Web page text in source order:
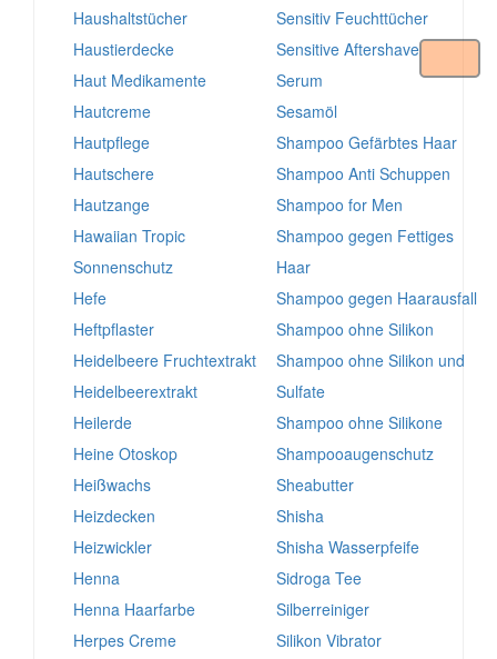
Haushaltstücher
Haustierdecke
Haut Medikamente
Hautcreme
Hautpflege
Hautschere
Hautzange
Hawaiian Tropic
Sonnenschutz
Hefe
Heftpflaster
Heidelbeere Fruchtextrakt
Heidelbeerextrakt
Heilerde
Heine Otoskop
Heißwachs
Heizdecken
Heizwickler
Henna
Henna Haarfarbe
Herpes Creme
Sensitiv Feuchttücher
Sensitive Aftershave
Serum
Sesamöl
Shampoo Gefärbtes Haar
Shampoo Anti Schuppen
Shampoo for Men
Shampoo gegen Fettiges
Haar
Shampoo gegen Haarausfall
Shampoo ohne Silikon
Shampoo ohne Silikon und
Sulfate
Shampoo ohne Silikone
Shampooaugenschutz
Sheabutter
Shisha
Shisha Wasserpfeife
Sidroga Tee
Silberreiniger
Silikon Vibrator